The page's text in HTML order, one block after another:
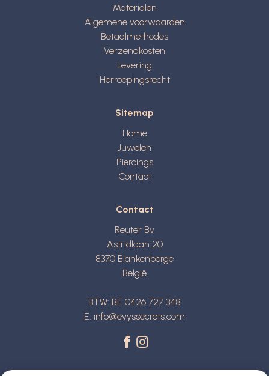
Materialen
Algemene voorwaarden
Betaalmethodes
Verzendkosten
Levering
Herroepingsrecht
Sitemap
Home
Juwelen
Piercings
Contact
Contact
Reuter Bv
Astridlaan 20
8370 Blankenberge
België
BTW: BE 0426 727 348
E: info@evyssecrets.com